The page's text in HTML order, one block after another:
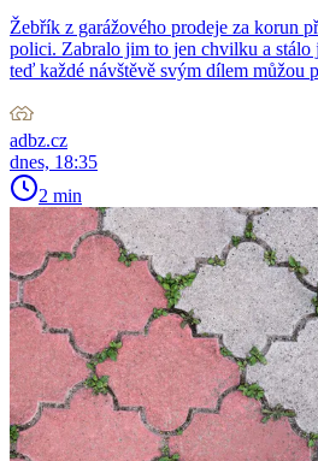
Žebřík z garážového prodeje za korun
polici. Zabralo jim to jen chvilku a stálo
teď každé návštěvě svým dílem můžou
adbz.cz
dnes, 18:35
2 min